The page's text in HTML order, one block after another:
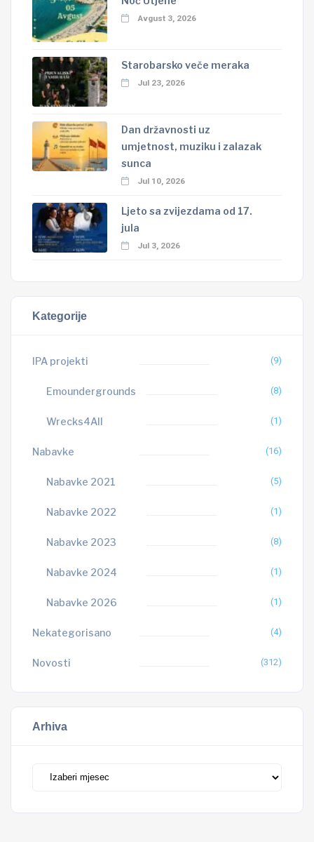
Avgust 3, 2026
Starobarsko veče meraka
Jul 23, 2026
Dan državnosti uz
umjetnost, muziku i zalazak
sunca
Jul 10, 2026
Ljeto sa zvijezdama od 17.
jula
Jul 3, 2026
Kategorije
IPA projekti (9)
Emoundergrounds (8)
Wrecks4All (1)
Nabavke (16)
Nabavke 2021 (5)
Nabavke 2022 (1)
Nabavke 2023 (8)
Nabavke 2024 (1)
Nabavke 2026 (1)
Nekategorisano (4)
Novosti (312)
Arhiva